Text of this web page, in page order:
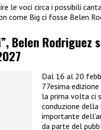
le voci circa i possibili
come Big ci fosse Belen
Belen Rodriguez
Dal 16 al 20
77esima
la prima volta ci
conduzione della
importante
da parte del